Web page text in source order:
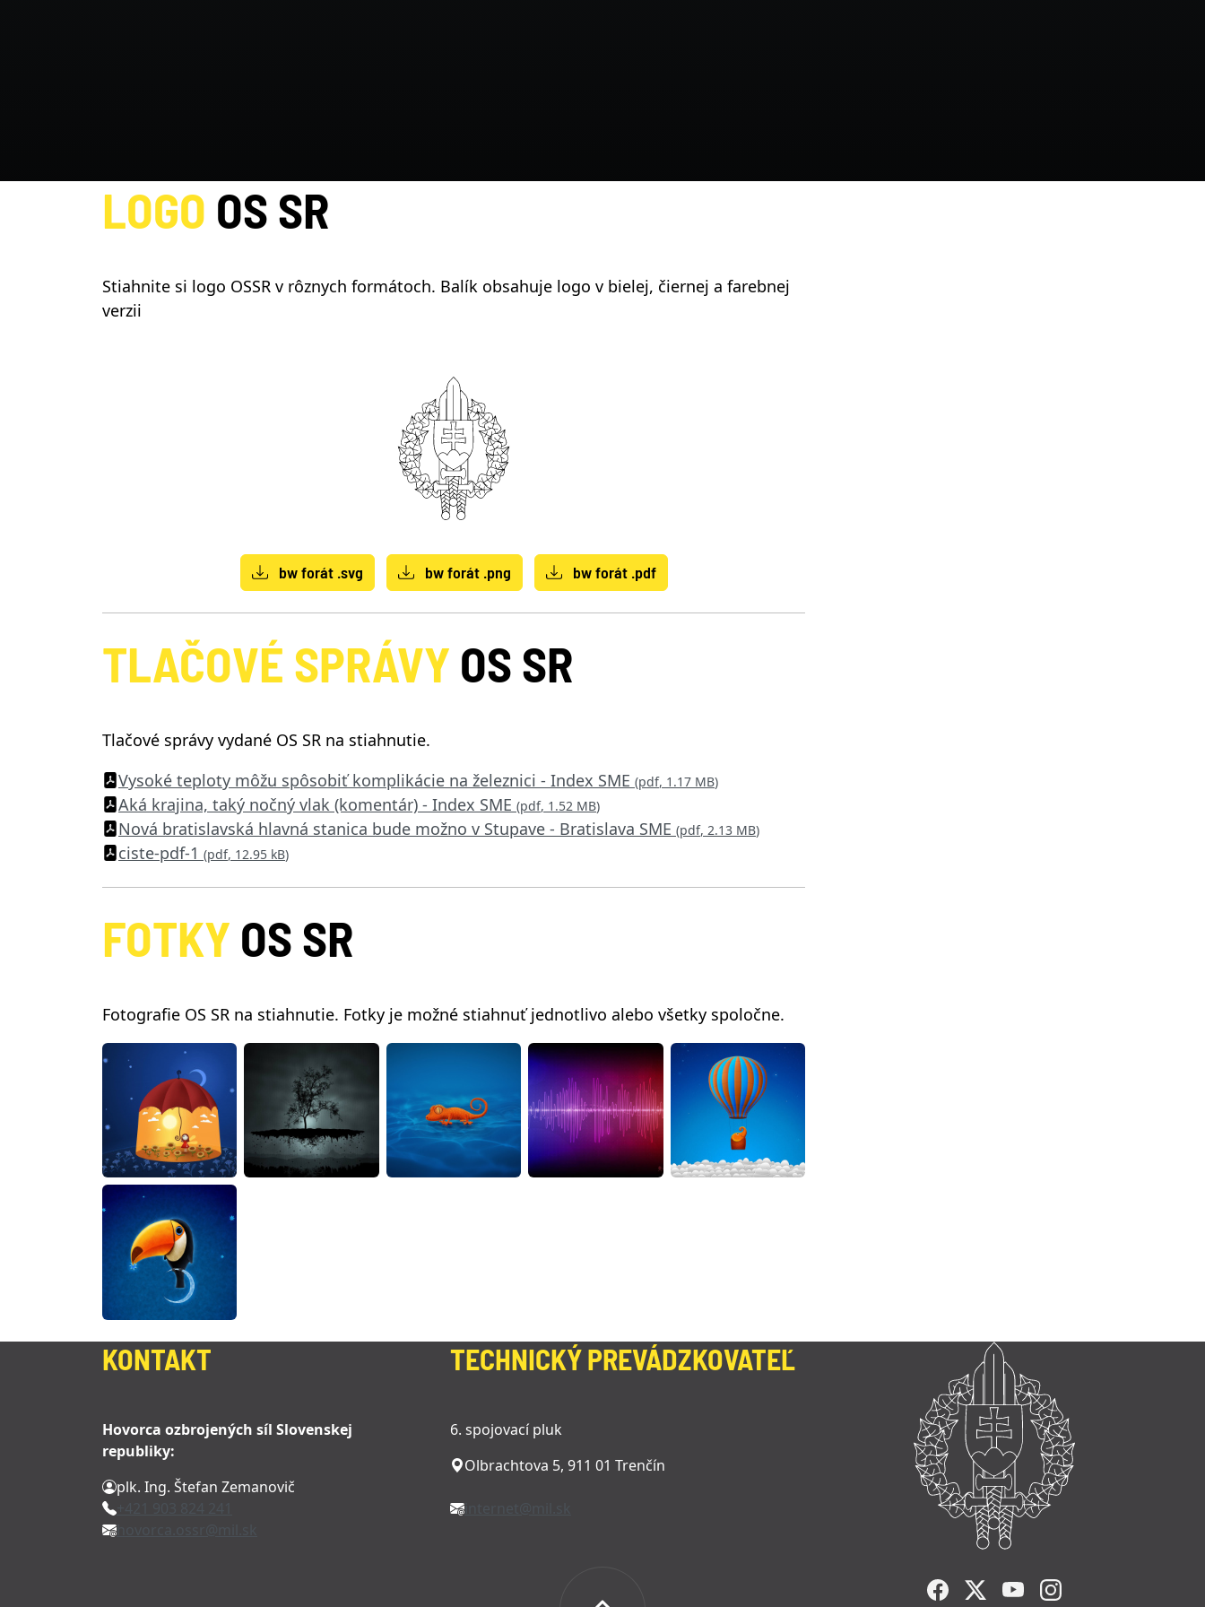
LOGO OS SR
Stiahnite si logo OSSR v rôznych formátoch. Balík obsahuje logo v bielej, čiernej a farebnej
verzii
bw forát .svg bw forát .png bw forát .pdf
TLAČOVÉ SPRÁVY OS SR
Tlačové správy vydané OS SR na stiahnutie.
Vysoké teploty môžu spôsobiť komplikácie na železnici - Index SME (pdf, 1.17 MB)
Aká krajina, taký nočný vlak (komentár) - Index SME (pdf, 1.52 MB)
Nová bratislavská hlavná stanica bude možno v Stupave - Bratislava SME (pdf, 2.13 MB)
ciste-pdf-1 (pdf, 12.95 kB)
FOTKY OS SR
Fotografie OS SR na stiahnutie. Fotky je možné stiahnuť jednotlivo alebo všetky spoločne.
KONTAKT
Hovorca ozbrojených síl Slovenskej
republiky:
plk. Ing. Štefan Zemanovič
TECHNICKÝ PREVÁDZKOVATEĽ
6. spojovací pluk
Olbrachtova 5, 911 01 Trenčín
internet@mil.sk